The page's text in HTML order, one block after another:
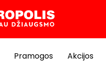
Pramogos Akcijos